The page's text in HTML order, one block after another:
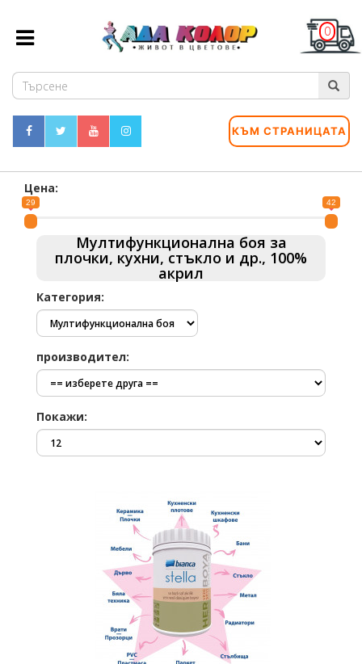
0
КЪМ СТРАНИЦАТА
Цена:
29 42
Мултифункционална боя за
плочки, кухни, стъкло и др., 100%
акрил
Категория:
производител:
Покажи: